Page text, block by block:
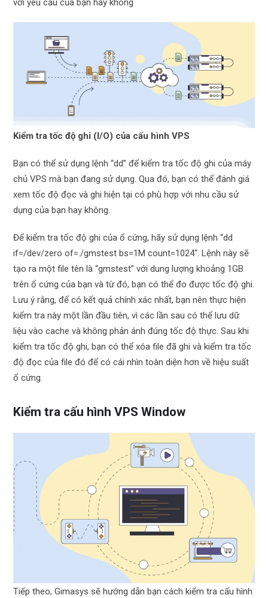
với yêu cầu của bạn hay không
Kiểm tra tốc độ ghi (I/O) của cấu hình VPS
Bạn có thể sử dụng lệnh “dd” để kiểm tra tốc độ ghi của máy
chủ VPS mà bạn đang sử dụng. Qua đó, bạn có thể đánh giá
xem tốc độ đọc và ghi hiện tại có phù hợp với nhu cầu sử
dụng của bạn hay không.
Để kiểm tra tốc độ ghi của ổ cứng, hãy sử dụng lệnh “dd
if=/dev/zero of=./gmstest bs=1M count=1024“. Lệnh này sẽ
tạo ra một file tên là “gmstest” với dung lượng khoảng 1GB
trên ổ cứng của bạn và từ đó, bạn có thể đo được tốc độ ghi.
Lưu ý rằng, để có kết quả chính xác nhất, bạn nên thực hiện
kiểm tra này một lần đầu tiên, vì các lần sau có thể lưu dữ
liệu vào cache và không phản ánh đúng tốc độ thực. Sau khi
kiểm tra tốc độ ghi, bạn có thể xóa file đã ghi và kiểm tra tốc
độ đọc của file đó để có cái nhìn toàn diện hơn về hiệu suất
ổ cứng.
Kiểm tra cấu hình VPS Window
Tiếp theo, Gimasys sẽ hướng dẫn bạn cách kiểm tra cấu hình